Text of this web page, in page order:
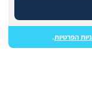
הפרטיות.